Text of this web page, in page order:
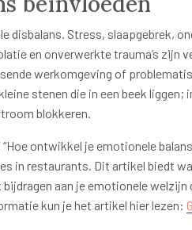
disbalans. Stress, slaapgebrek,
en onverwerkte trauma’s zijn
werkomgeving of
stenen die in een beek liggen;
blokkeren.
ontwikkel je emotionele
in restaurants. Dit artikel biedt
aan je emotionele
kun je het artikel hier lezen: